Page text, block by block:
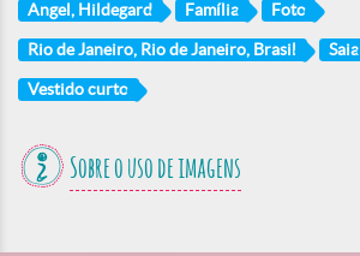
Angel, Hildegard Família Foto
Rio de Janeiro, Rio de Janeiro, Brasil Saia
Vestido curto
Sobre o uso de imagens